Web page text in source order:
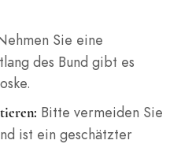
Sie eine
des Bund gibt es
Bitte vermeiden Sie
ist ein geschätzter